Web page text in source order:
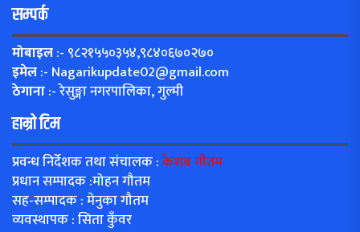
सम्पर्क
मोबाइल:- ९८२१५५०३५४,९८४०६७०२७०
इमेल:- Nagarikupdate02@gmail.com
ठेगाना:- रेसुङ्गा नगरपालिका, गुल्मी
हाम्रो टिम
प्रवन्ध निर्देशक तथा संचालक :केशब गौतम
प्रधान सम्पादक :मोहन गौतम
सह-सम्पादक : मेनुका गौतम
व्यवस्थापक : सिता कुँवर